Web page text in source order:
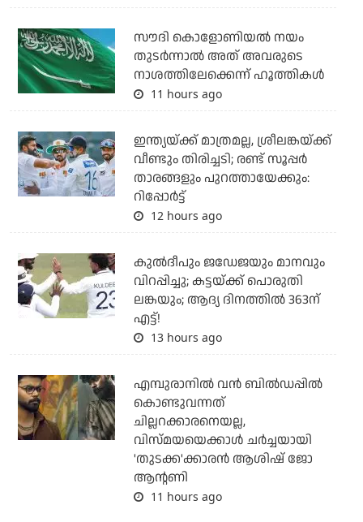
സൗദി കൊളോണിയല്‍ നയം
തുടര്‍ന്നാല്‍ അത് അവരുടെ
നാശത്തിലേക്കെന്ന് ഹൂത്തികള്‍
11 hours ago
ഇന്ത്യയ്ക്ക് മാത്രമല്ല, ശ്രീലങ്കയ്ക്ക്
വീണ്ടും തിരിച്ചടി; രണ്ട് സൂപ്പര്‍
താരങ്ങളും പുറത്തായേക്കും:
റിപ്പോര്‍ട്ട്
12 hours ago
കുല്‍ദീപും ജഡേജയും മാനവും
വിറപ്പിച്ചു; കട്ടയ്ക്ക് പൊരുതി
ലങ്കയും; ആദ്യ ദിനത്തില്‍ 363ന്
എട്ട്!
13 hours ago
എമ്പുരാനില്‍ വന്‍ ബില്‍ഡപ്പില്‍
കൊണ്ടുവന്നത്
ചില്ലറക്കാരനെയല്ല,
വിസ്മയയെക്കാള്‍ ചര്‍ച്ചയായി
'തുടക്ക'ക്കാരന്‍ ആശിഷ് ജോ
ആന്റണി
11 hours ago